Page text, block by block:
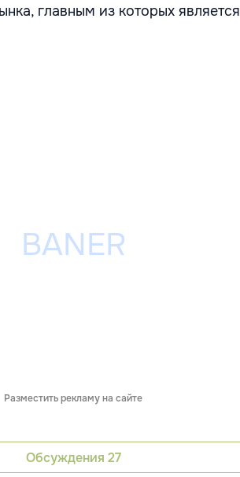
главным из которых является
Разместить рекламу на сайте
Обсуждения 27